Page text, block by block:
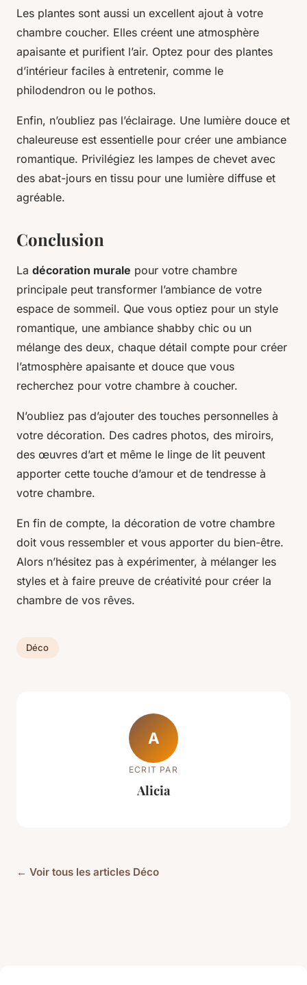
Les plantes sont aussi un excellent ajout à votre
chambre coucher. Elles créent une atmosphère
apaisante et purifient l’air. Optez pour des plantes
d’intérieur faciles à entretenir, comme le
philodendron ou le pothos.
Enfin, n’oubliez pas l’éclairage. Une lumière douce et
chaleureuse est essentielle pour créer une ambiance
romantique. Privilégiez les lampes de chevet avec
des abat-jours en tissu pour une lumière diffuse et
agréable.
Conclusion
La décoration murale pour votre chambre
principale peut transformer l’ambiance de votre
espace de sommeil. Que vous optiez pour un style
romantique, une ambiance shabby chic ou un
mélange des deux, chaque détail compte pour créer
l’atmosphère apaisante et douce que vous
recherchez pour votre chambre à coucher.
N’oubliez pas d’ajouter des touches personnelles à
votre décoration. Des cadres photos, des miroirs,
des œuvres d’art et même le linge de lit peuvent
apporter cette touche d’amour et de tendresse à
votre chambre.
En fin de compte, la décoration de votre chambre
doit vous ressembler et vous apporter du bien-être.
Alors n’hésitez pas à expérimenter, à mélanger les
styles et à faire preuve de créativité pour créer la
chambre de vos rêves.
Déco
A
ECRIT PAR
Alicia
← Voir tous les articles Déco